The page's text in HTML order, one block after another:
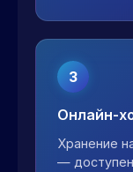
3
Онлайн-
Хранение
—